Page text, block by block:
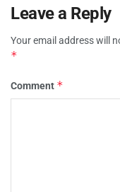
Leave a Reply
Your email address will
*
Comment *